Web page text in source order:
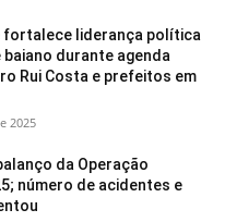
fortalece liderança política
durante agenda
Rui Costa e prefeitos em
2025
da Operação
número de acidentes e